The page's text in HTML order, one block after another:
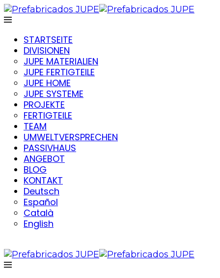
STARTSEITE
DIVISIONEN
JUPE MATERIALIEN
JUPE FERTIGTEILE
JUPE HOME
JUPE SYSTEME
PROJEKTE
FERTIGTEILE
TEAM
UMWELTVERSPRECHEN
PASSIVHAUS
ANGEBOT
BLOG
KONTAKT
Deutsch
Español
Català
English